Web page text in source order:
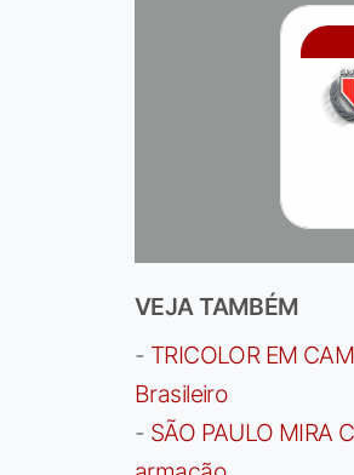
VEJA TAMBÉM
- TRICOLOR EM
Brasileiro
- SÃO PAULO MIRA